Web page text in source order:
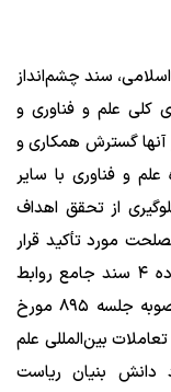
سند چشم‌انداز
کلی علم و فناوری و
آنها گسترش همکاری و
و فناوری با سایر
از تحقق اهداف
مورد تأکید قرار
گرفته است و همچنین با استناد به بند ۳ ماده ۴ سند جامع روابط
علمی بین المللی جمهوری اسلامی ایران و مصوبه جلسه ۸۹۵ مورخ
تعاملات بین‌المللی علم
دانش بنیان ریاست